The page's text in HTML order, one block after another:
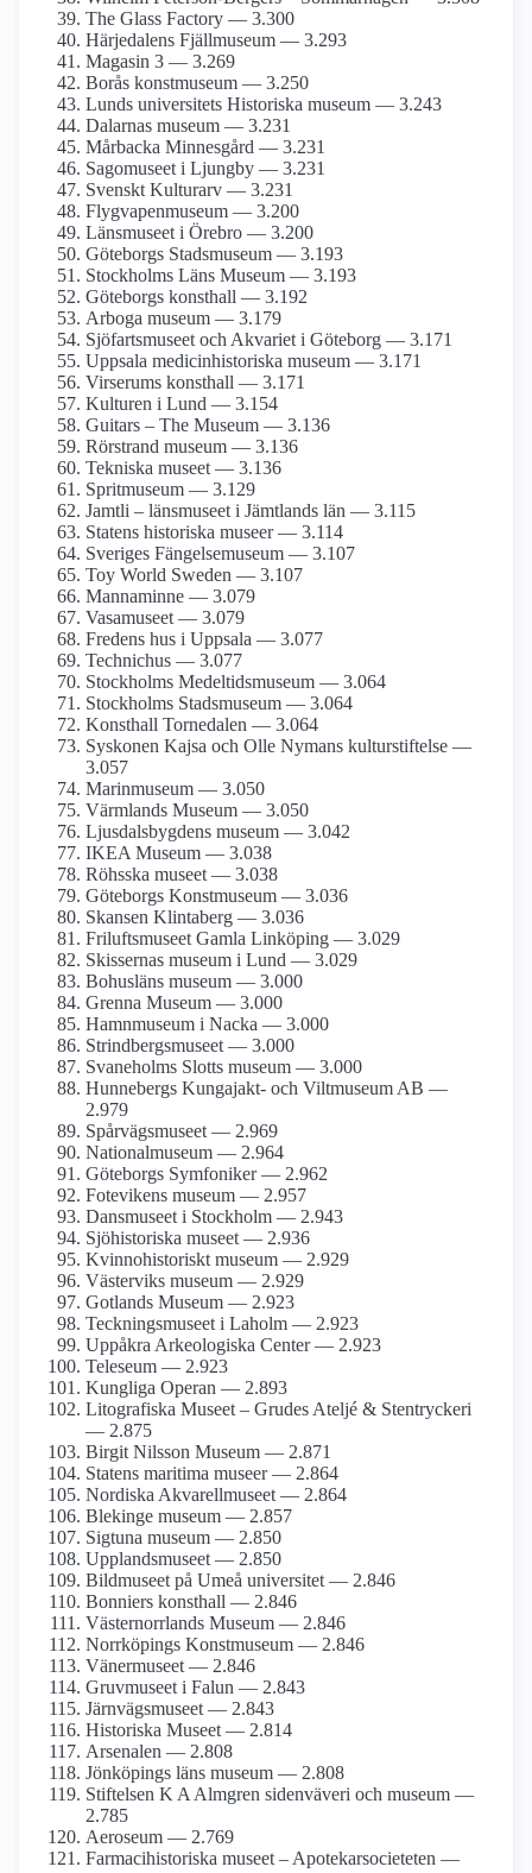
The Glass Factory — 3.300
Härjedalens Fjällmuseum — 3.293
Magasin 3 — 3.269
Borås konstmuseum — 3.250
Lunds universitets Historiska museum — 3.243
Dalarnas museum — 3.231
Mårbacka Minnesgård — 3.231
Sagomuseet i Ljungby — 3.231
Svenskt Kulturarv — 3.231
Flygvapen­museum — 3.200
Länsmuseet i Örebro — 3.200
Göteborgs Stadsmuseum — 3.193
Stockholms Läns Museum — 3.193
Göteborgs konsthall — 3.192
Arboga museum — 3.179
Sjöfartsmuseet och Akvariet i Göteborg — 3.171
Uppsala medicinhistoriska museum — 3.171
Virserums konsthall — 3.171
Kulturen i Lund — 3.154
Guitars – The Museum — 3.136
Rörstrand museum — 3.136
Tekniska museet — 3.136
Spritmuseum — 3.129
Jamtli – länsmuseet i Jämtlands län — 3.115
Statens historiska museer — 3.114
Sveriges Fängelsemuseum — 3.107
Toy World Sweden — 3.107
Mannaminne — 3.079
Vasamuseet — 3.079
Fredens hus i Uppsala — 3.077
Technichus — 3.077
Stockholms Medeltids­museum — 3.064
Stockholms Stadsmuseum — 3.064
Konsthall Tornedalen — 3.064
Syskonen Kajsa och Olle Nymans kulturstiftelse —
3.057
Marinmuseum — 3.050
Värmlands Museum — 3.050
Ljusdals­bygdens museum — 3.042
IKEA Museum — 3.038
Röhsska museet — 3.038
Göteborgs Konstmuseum — 3.036
Skansen Klintaberg — 3.036
Frilufts­museet Gamla Linköping — 3.029
Skissernas museum i Lund — 3.029
Bohusläns museum — 3.000
Grenna Museum — 3.000
Hamnmuseum i Nacka — 3.000
Strindbergs­museet — 3.000
Svaneholms Slotts museum — 3.000
Hunnebergs Kungajakt- och Viltmuseum AB —
2.979
Spårvägsmuseet — 2.969
National­museum — 2.964
Göteborgs Symfoniker — 2.962
Fotevikens museum — 2.957
Dansmuseet i Stockholm — 2.943
Sjöhistoriska museet — 2.936
Kvinnohistoriskt museum — 2.929
Västerviks museum — 2.929
Gotlands Museum — 2.923
Teckningsmuseet i Laholm — 2.923
Uppåkra Arkeologiska Center — 2.923
Teleseum — 2.923
Kungliga Operan — 2.893
Litografiska Museet – Grudes Ateljé & Stentryckeri
— 2.875
Birgit Nilsson Museum — 2.871
Statens maritima museer — 2.864
Nordiska Akvarellmuseet — 2.864
Blekinge museum — 2.857
Sigtuna museum — 2.850
Upplands­museet — 2.850
Bildmuseet på Umeå universitet — 2.846
Bonniers konsthall — 2.846
Västernorrlands Museum — 2.846
Norrköpings Konstmuseum — 2.846
Vänermuseet — 2.846
Gruvmuseet i Falun — 2.843
Järnvägs­museet — 2.843
Historiska Museet — 2.814
Arsenalen — 2.808
Jönköpings läns museum — 2.808
Stiftelsen K A Almgren sidenväveri och museum —
2.785
Aeroseum — 2.769
Farmaci­historiska museet – Apotekar­societeten —